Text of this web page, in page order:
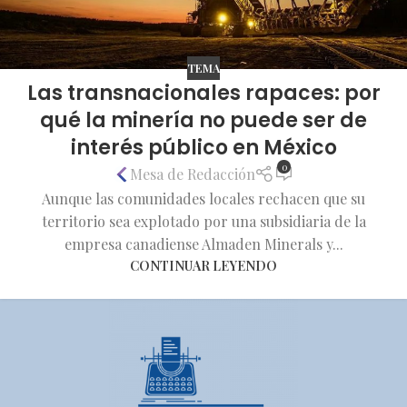
TEMA
Las transnacionales rapaces: por
qué la minería no puede ser de
interés público en México
Mesa de Redacción 0
Aunque las comunidades locales rechacen que su
territorio sea explotado por una subsidiaria de la
empresa canadiense Almaden Minerals y...
CONTINUAR LEYENDO